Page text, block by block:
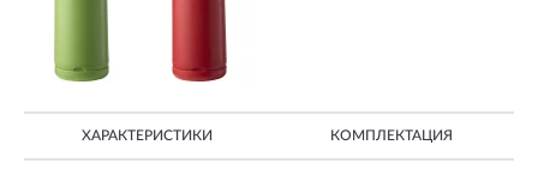
ХАРАКТЕРИСТИКИ КОМПЛЕКТАЦИЯ